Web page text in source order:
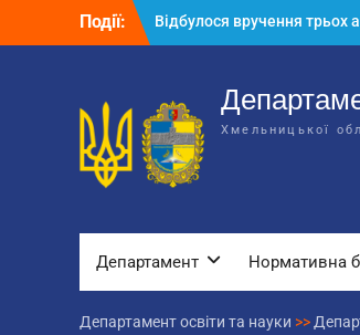
Події:
Відбулося вручення трьох
для потреб закладів освіти
Департаменту освіти та
державної адміністрації
Відбулась обласна нарада
відповідальних за
патріотичне виховання
Хмельницької
Департамент Нормативна
Департамент освіти та науки >>